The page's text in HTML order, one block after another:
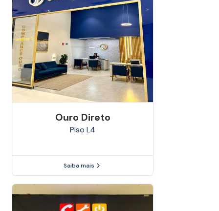
Ouro Direto
Piso L4
Saiba mais